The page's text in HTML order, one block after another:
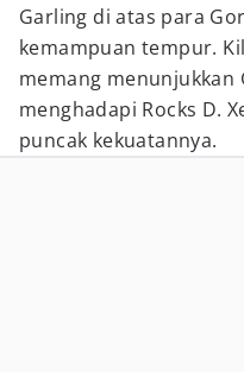
Garling di atas para
kemampuan tempur.
memang
menghadapi Rocks D.
puncak kekuatannya.